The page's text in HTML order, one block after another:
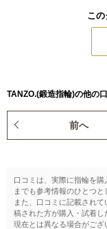
こ
TANZO.(鍛造指輪)の他の
前へ
口コミは、実際に指輪を
までも参考情報のひとつと
また、口コミに記載され
稿された方が購入・試着し
現在とは異なる場合がご